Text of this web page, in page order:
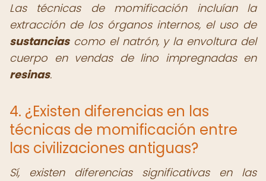
Las técnicas de momificación incluían la
extracción de los órganos internos, el uso de
sustanciascomo el natrón, y la envoltura del
cuerpo en vendas de lino impregnadas en
resinas.
4. ¿Existen diferencias en las
técnicas de momificación entre
las civilizaciones antiguas?
Sí, existen diferencias significativas en las